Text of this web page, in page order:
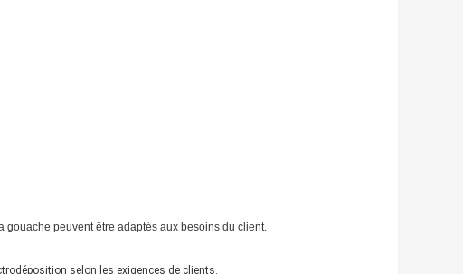
gouache peuvent être adaptés aux besoins du client.
selon les exigences de clients.